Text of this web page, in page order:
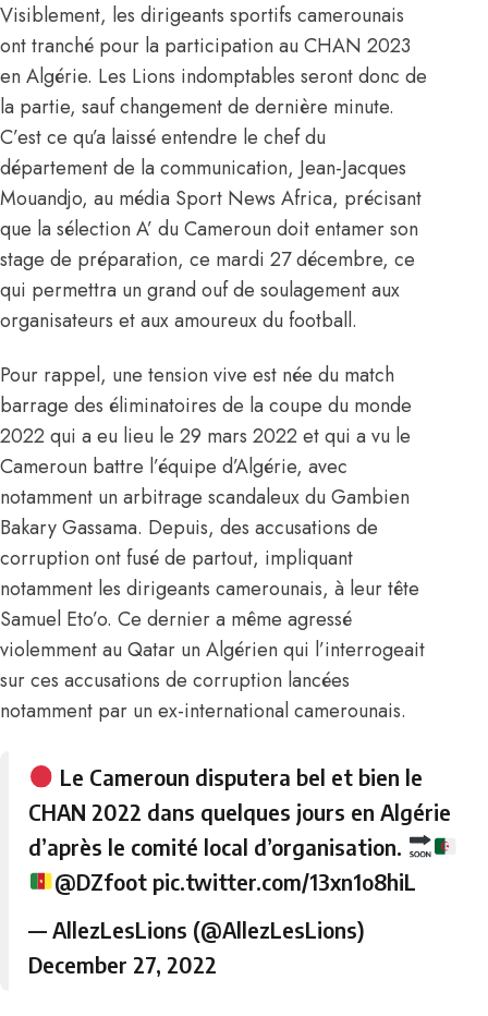
Visiblement, les dirigeants sportifs camerounais
ont tranché pour la participation au CHAN 2023
en Algérie. Les Lions indomptables seront donc de
la partie, sauf changement de dernière minute.
C’est ce qu’a laissé entendre le chef du
département de la communication, Jean-Jacques
Mouandjo, au média Sport News Africa, précisant
que la sélection A’ du Cameroun doit entamer son
stage de préparation, ce mardi 27 décembre, ce
qui permettra un grand ouf de soulagement aux
organisateurs et aux amoureux du football.
Pour rappel, une tension vive est née du match
barrage des éliminatoires de la coupe du monde
2022 qui a eu lieu le 29 mars 2022 et qui a vu le
Cameroun battre l’équipe d’Algérie, avec
notamment un arbitrage scandaleux du Gambien
Bakary Gassama. Depuis, des accusations de
corruption ont fusé de partout, impliquant
notamment les dirigeants camerounais, à leur tête
Samuel Eto’o. Ce dernier a même agressé
violemment au Qatar un Algérien qui l’interrogeait
sur ces accusations de corruption lancées
notamment par un ex-international camerounais.
Le Cameroun disputera bel et bien le
CHAN 2022 dans quelques jours en Algérie
d’après le comité local d’organisation.
@DZfoot pic.twitter.com/13xn1o8hiL
— AllezLesLions (@AllezLesLions)
December 27, 2022